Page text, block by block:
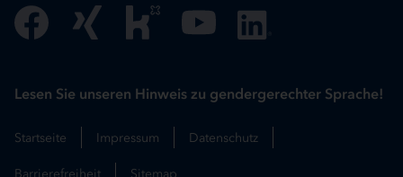
Lesen Sie unseren Hinweis zu gendergerechter Sprache!
Startseite Impressum Datenschutz